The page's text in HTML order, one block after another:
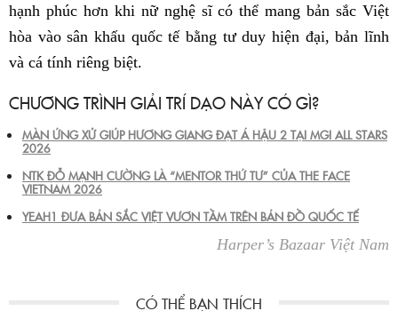
hạnh phúc hơn khi nữ nghệ sĩ có thể mang bản sắc Việt
hòa vào sân khấu quốc tế bằng tư duy hiện đại, bản lĩnh
và cá tính riêng biệt.
CHƯƠNG TRÌNH GIẢI TRÍ DẠO NÀY CÓ GÌ?
MÀN ỨNG XỬ GIÚP HƯƠNG GIANG ĐẠT Á HẬU 2 TẠI MGI ALL STARS
2026
NTK ĐỖ MẠNH CƯỜNG LÀ “MENTOR THỨ TƯ” CỦA THE FACE
VIETNAM 2026
YEAH1 ĐƯA BẢN SẮC VIỆT VƯƠN TẦM TRÊN BẢN ĐỒ QUỐC TẾ
Harper’s Bazaar Việt Nam